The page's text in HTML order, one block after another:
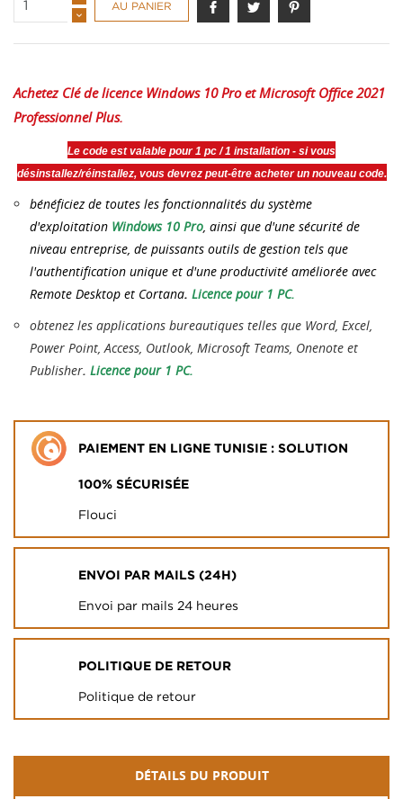
AU PANIER
AchetezClé de licence Windows 10 Pro etMicrosoft Office 2021
Professionnel Plus.
Le code est valable pour 1 pc / 1 installation - si vous
désinstallez/réinstallez, vous devrez peut-être acheter un nouveau code.
bénéficiez de toutes les fonctionnalités du système
d'exploitation Windows 10 Pro, ainsi que d'une sécurité de
niveau entreprise, de puissants outils de gestion tels que
l'authentification unique et d'une productivité améliorée avec
Remote Desktop et Cortana. Licence pour 1 PC.
obtenez les applications bureautiques telles que Word, Excel,
Power Point, Access, Outlook, Microsoft Teams, Onenote et
Publisher. Licence pour 1 PC.
PAIEMENT EN LIGNE TUNISIE : SOLUTION
100% SÉCURISÉE
Flouci
ENVOI PAR MAILS (24H)
Envoi par mails 24 heures
POLITIQUE DE RETOUR
Politique de retour
DÉTAILS DU PRODUIT